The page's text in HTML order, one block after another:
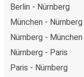
Berlin - Nürnberg
München - Nürnberg
Nürnberg - München
Nürnberg - Paris
Paris - Nürnberg